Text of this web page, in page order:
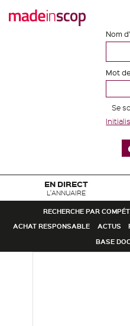
Nom
Mot
Se
EN DIRECT
L'ANNUAIRE
RECHERCHE PAR
ACHAT RESPONSABLE
ACTUS
BASE